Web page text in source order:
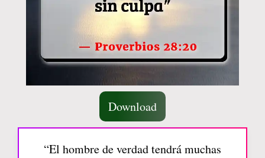
Download
“El hombre de verdad tendrá muchas